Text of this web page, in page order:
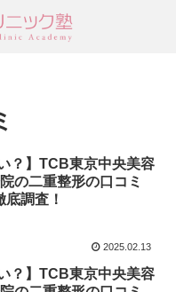
？】TCB東京中央美容
の二重整形の口コミ
底調査！
2025.02.13
？】TCB東京中央美容